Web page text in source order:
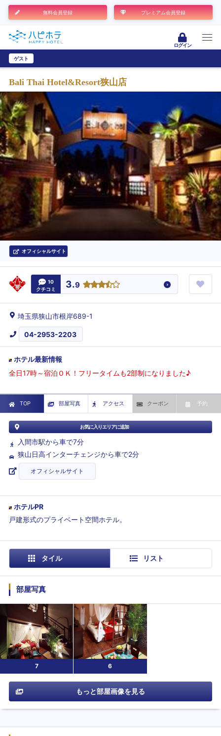
無料会員登録 プレミアム会員登録
ログイン
ゲスト
Bali Thai Hotel&Resort狭山店
オフィシャルサイト
10
クチコミ
3.9
埼玉県狭山市根岸689-1
04-2953-2203
ホテル最新情報
全日17時～宿泊ＯＫ！フリータイムも2部制になりました♪
TOP 部屋写真 アクセス クーポン 予約
お気に入りエリアに追加
入間市駅から車で7分
狭山日高インターチェンジから車で2分
オフィシャルサイト
ホテルPR
戸建形式のプライベート空間ホテル。
タイル リスト
部屋写真
7 6
もっと部屋画像を見る